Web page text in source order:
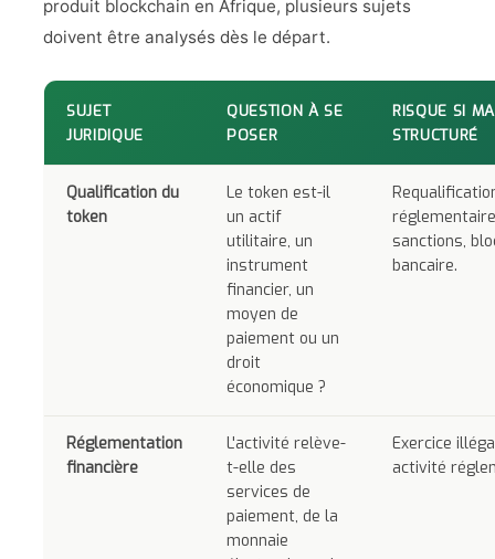
produit blockchain en Afrique, plusieurs sujets
doivent être analysés dès le départ.
SUJET
JURIDIQUE
QUESTION À SE
POSER
RISQUE SI
STRUCTURÉ
Qualification du
token
Le token est-il
un actif
utilitaire, un
instrument
financier, un
moyen de
paiement ou un
droit
économique ?
sanctions,
bancaire.
Réglementation
financière
L'activité relève-
t-elle des
services de
paiement, de la
monnaie
Exercice
activité